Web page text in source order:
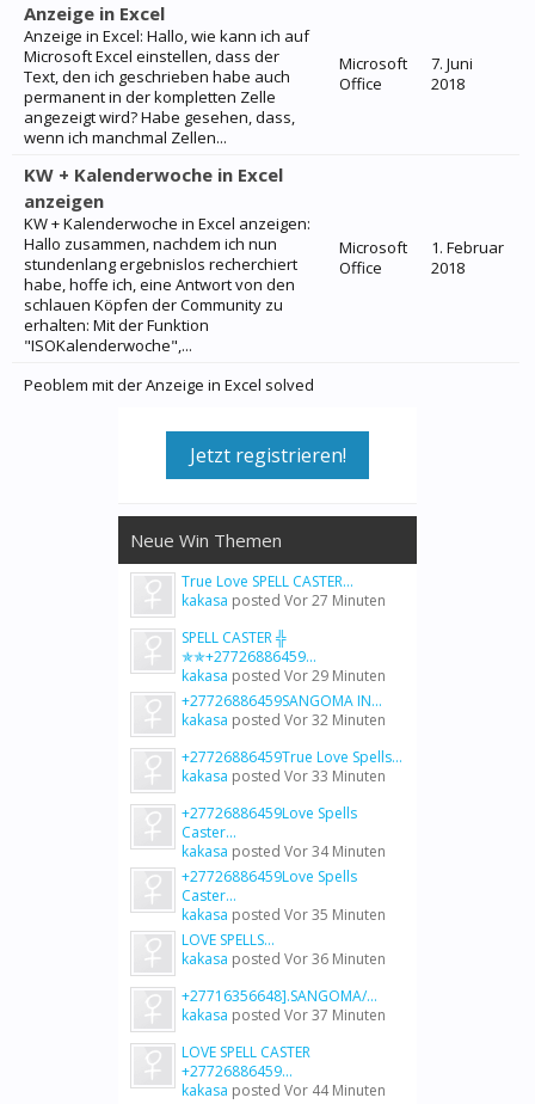
Anzeige in Excel
Anzeige in Excel: Hallo, wie kann ich auf
Microsoft Excel einstellen, dass der
Text, den ich geschrieben habe auch
permanent in der kompletten Zelle
angezeigt wird? Habe gesehen, dass,
wenn ich manchmal Zellen...
Microsoft
Office
7. Juni
2018
KW + Kalenderwoche in Excel
anzeigen
KW + Kalenderwoche in Excel anzeigen:
Hallo zusammen, nachdem ich nun
stundenlang ergebnislos recherchiert
habe, hoffe ich, eine Antwort von den
schlauen Köpfen der Community zu
erhalten: Mit der Funktion
"ISOKalenderwoche",...
Microsoft
Office
1. Februar
2018
Peoblem mit der Anzeige in Excel solved
Jetzt registrieren!
Neue Win Themen
True Love SPELL CASTER...
kakasa posted Vor 27 Minuten
SPELL CASTER ╬
✯✯+27726886459...
kakasa posted Vor 29 Minuten
+27726886459SANGOMA IN...
kakasa posted Vor 32 Minuten
+27726886459True Love Spells...
kakasa posted Vor 33 Minuten
+27726886459Love Spells
Caster...
kakasa posted Vor 34 Minuten
+27726886459Love Spells
Caster...
kakasa posted Vor 35 Minuten
LOVE SPELLS...
kakasa posted Vor 36 Minuten
+27716356648].SANGOMA/...
kakasa posted Vor 37 Minuten
LOVE SPELL CASTER
+27726886459...
kakasa posted Vor 44 Minuten